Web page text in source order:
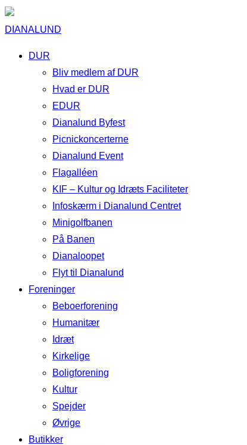
DIANALUND
DUR
Bliv medlem af DUR
Hvad er DUR
EDUR
Dianalund Byfest
Picnickoncerterne
Dianalund Event
Flagalléen
KIF – Kultur og Idræts Faciliteter
Infoskærm i Dianalund Centret
Minigolfbanen
På Banen
Dianaloopet
Flyt til Dianalund
Foreninger
Beboerforening
Humanitær
Idræt
Kirkelige
Boligforening
Kultur
Spejder
Øvrige
Butikker